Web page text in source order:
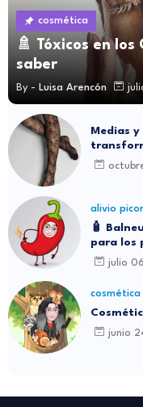
cosmética
🚿 Tóxicos en los
saber
By - Luisa Arencón
Medias
alivio
🧴
para los
julio
cosmética
junio